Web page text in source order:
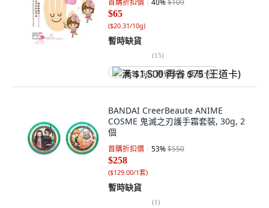
首購折扣價 40%$109
$65
($20.31/10g)
暫時缺貨
(15)
满 $1,500 再省 $75 (王道卡)
BANDAI CreerBeaute ANIME
COSME 鬼滅之刃護手霜套裝, 30g, 2
個
首購折扣價 53%$550
$258
($129.00/1套)
暫時缺貨
(1)